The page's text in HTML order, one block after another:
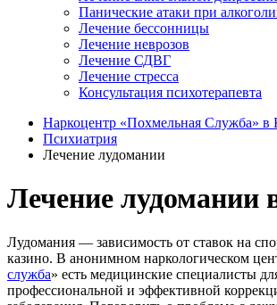
Панические атаки при
Лечение бессонницы
Лечение неврозов
Лечение СДВГ
Лечение стресса
Консультация психотерапевта
Наркоцентр «Похмельная Служба» в
Психиатрия
Лечение лудомании
Лечение лудомании
Лудомания — зависимость от ставок на
казино. В анонимном наркологическом
служба» есть медицинские специалисты
профессиональной и эффективной